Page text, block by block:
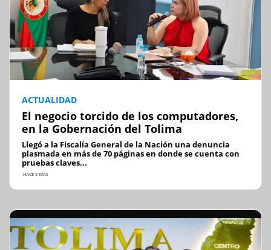
ACTUALIDAD
El negocio torcido de los computadores,
en la Gobernación del Tolima
Llegó a la Fiscalía General de la Nación una denuncia
plasmada en más de 70 páginas en donde se cuenta con
pruebas claves...
HACE 3 DÍAS